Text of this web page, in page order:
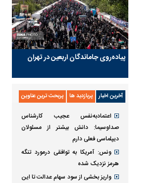
پیاده‌روی جاماندگان اربعین در تهران
آخرین اخبار پربازدید ها پربحث ترین عناوین
اعتمادبه‌نفس عجیب کارشناس
صداوسیما: دانش بیشتر از مسئولان
دیپلماسی فعلی دارم
ونس: آمریکا به توافقی درمورد تنگه
هرمز نزدیک شده
واریز بخشی از سود سهام عدالت تا این